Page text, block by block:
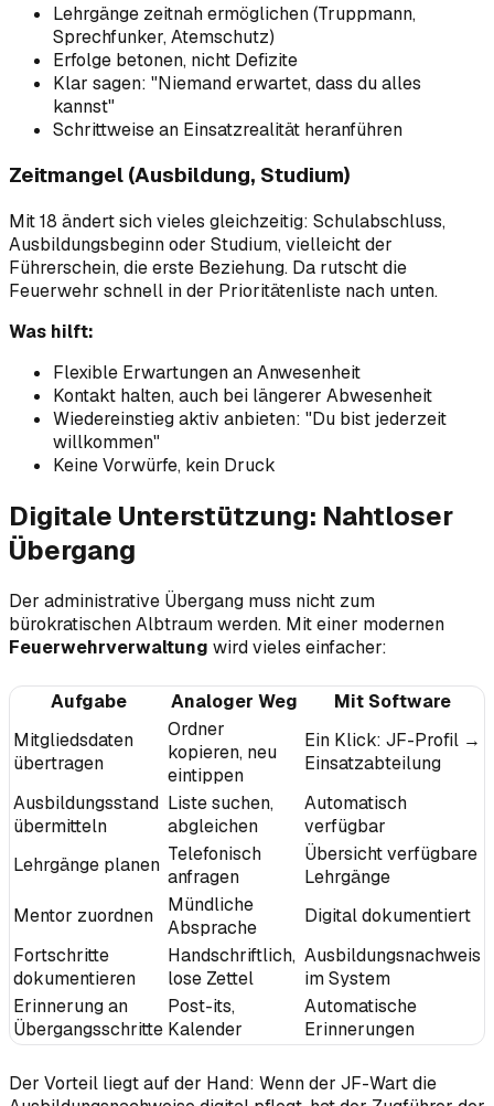
Lehrgänge zeitnah ermöglichen (Truppmann,
Sprechfunker, Atemschutz)
Erfolge betonen, nicht Defizite
Klar sagen: "Niemand erwartet, dass du alles
kannst"
Schrittweise an Einsatzrealität heranführen
Zeitmangel (Ausbildung, Studium)
Mit 18 ändert sich vieles gleichzeitig: Schulabschluss,
Ausbildungsbeginn oder Studium, vielleicht der
Führerschein, die erste Beziehung. Da rutscht die
Feuerwehr schnell in der Prioritätenliste nach unten.
Was hilft:
Flexible Erwartungen an Anwesenheit
Kontakt halten, auch bei längerer Abwesenheit
Wiedereinstieg aktiv anbieten: "Du bist jederzeit
willkommen"
Keine Vorwürfe, kein Druck
Digitale Unterstützung: Nahtloser
Übergang
Der administrative Übergang muss nicht zum
bürokratischen Albtraum werden. Mit einer modernen
Feuerwehrverwaltung wird vieles einfacher:
Aufgabe Analoger Weg
Mit Software
Mitgliedsdaten
übertragen
Ordner
kopieren, neu
eintippen
Ein Klick: JF-Profil →
Einsatzabteilung
Ausbildungsstand
übermitteln
Liste suchen,
abgleichen
Automatisch
verfügbar
Lehrgänge planen Telefonisch
anfragen
Übersicht verfügbare
Lehrgänge
Mentor zuordnen
Mündliche
Absprache
Digital dokumentiert
Fortschritte
dokumentieren
Handschriftlich,
lose Zettel
Ausbildungsnachweis
im System
Erinnerung an
Übergangsschritte
Post-its,
Kalender
Automatische
Erinnerungen
Der Vorteil liegt auf der Hand: Wenn der JF-Wart die